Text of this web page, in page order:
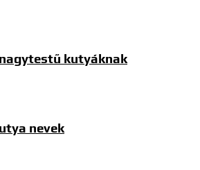
kutyáknak
nevek